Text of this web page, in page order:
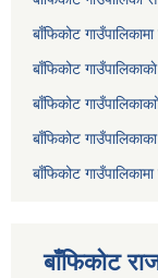
बाँफिकोट
बाँफिकोट
बाँफिकोट
बाँफिकोट
बाँफिकोट
बाँफिकोट